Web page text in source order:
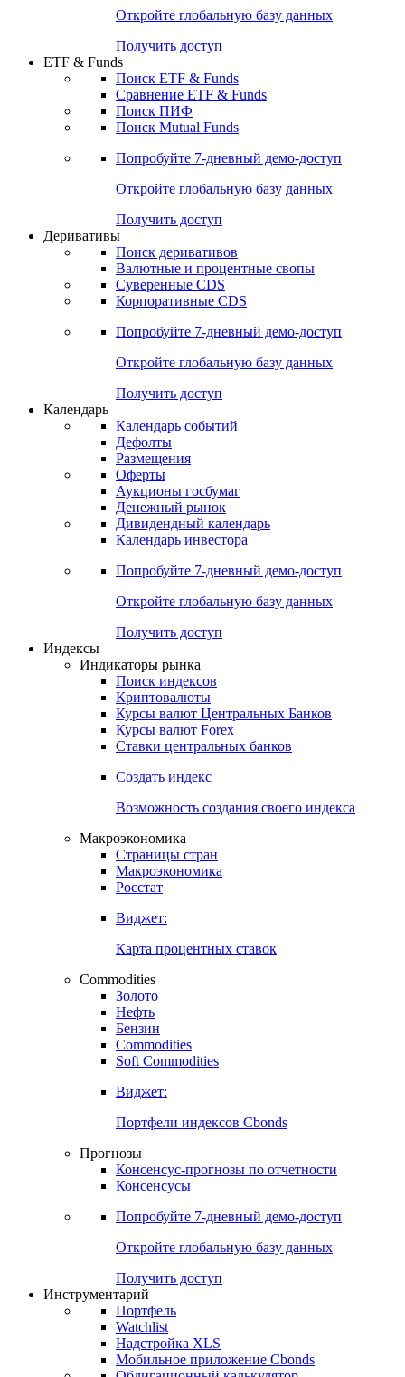
Откройте глобальную базу данных
Получить доступ
ETF & Funds
Поиск ETF & Funds
Сравнение ETF & Funds
Поиск ПИФ
Поиск Mutual Funds
Попробуйте 7-дневный демо-доступ
Откройте глобальную базу данных
Получить доступ
Деривативы
Поиск деривативов
Валютные и процентные свопы
Суверенные CDS
Корпоративные CDS
Попробуйте 7-дневный демо-доступ
Откройте глобальную базу данных
Получить доступ
Календарь
Календарь событий
Дефолты
Размещения
Оферты
Аукционы госбумаг
Денежный рынок
Дивидендный календарь
Календарь инвестора
Попробуйте 7-дневный демо-доступ
Откройте глобальную базу данных
Получить доступ
Индексы
Индикаторы рынка
Поиск индексов
Криптовалюты
Курсы валют Центральных Банков
Курсы валют Forex
Ставки центральных банков
Создать индекс
Возможность создания своего индекса
Макроэкономика
Страницы стран
Макроэкономика
Росстат
Виджет:
Карта процентных ставок
Commodities
Золото
Нефть
Бензин
Commodities
Soft Commodities
Виджет:
Портфели индексов Cbonds
Прогнозы
Консенсус-прогнозы по отчетности
Консенсусы
Попробуйте 7-дневный демо-доступ
Откройте глобальную базу данных
Получить доступ
Инструментарий
Портфель
Watchlist
Надстройка XLS
Мобильное приложение Cbonds